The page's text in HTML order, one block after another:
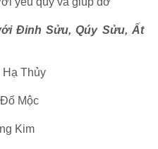
Đinh Sửu, Qúy Sửu, Ất
Thủy
Mộc
Kim